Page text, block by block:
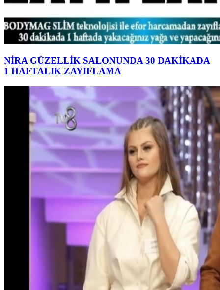
NİRA GÜZELLİK SALONUNDA 30 DAKİKADA
1 HAFTALIK ZAYIFLAMA